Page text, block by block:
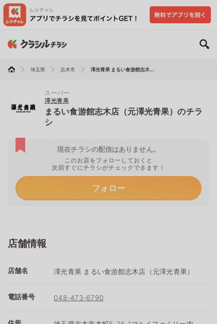
埼玉県 志木市 澤光青果 まるい食游館志木...
スーパー
澤光青果
まるい食游館志木店（元澤光青果）のチラ
シ
現在チラシの配信はありません。
このお店をフォローしておくと
次回すぐにチラシがチェックできます！
フォロー
店舗情報
店舗名 澤光青果 まるい食游館志木店（元澤光青果）
電話番号 048-473-6790